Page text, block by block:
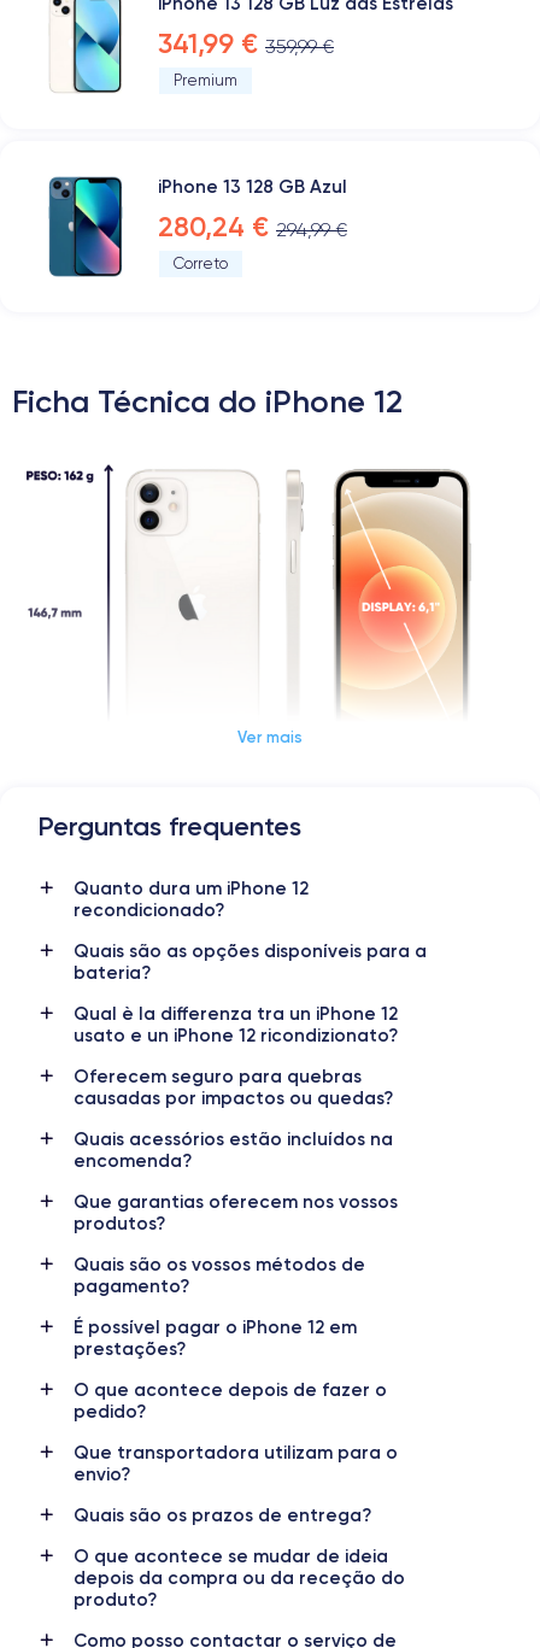
341,99 € 359,99 €
Premium
iPhone 13 128 GB Azul
280,24 € 294,99 €
Correto
Ficha Técnica do iPhone 12
Dimensões e peso do iPhone 12
Data de lançamento
13/10/2020
Sistema operativo
Dimensões
OLED 6,1 polegadas 1170 x 2532 pixels
4 GB 64, 128, 256 GB
Nome do processador
Apple A14 Bionic
Número de núcleos
Nome da GPU
GPU 4-Core
Câmara
4K - 3840x2160px Sim, mínimo 20W
Bateria
2815 mAh
Dual SIM
nanoSIM + eSIM
Rede móvel Desbloqueado
Ver mais
Perguntas frequentes
Quanto dura um iPhone 12
recondicionado?
Quais são as opções disponíveis para a
bateria?
Qual è la differenza tra un iPhone 12
usato e un iPhone 12 ricondizionato?
Oferecem seguro para quebras
causadas por impactos ou quedas?
Quais acessórios estão incluídos na
encomenda?
Que garantias oferecem nos vossos
produtos?
Quais são os vossos métodos de
pagamento?
É possível pagar o iPhone 12 em
prestações?
O que acontece depois de fazer o
pedido?
Que transportadora utilizam para o
envio?
Quais são os prazos de entrega?
O que acontece se mudar de ideia
depois da compra ou da receção do
produto?
Como posso contactar o serviço de